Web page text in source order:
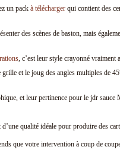
un pack à télécharger qui contient des
des scènes de baston, mais
, c’est leur style crayonné vraiment
et le joug des angles multiples de
et leur pertinence pour le jdr
qualité idéale pour produire des
que votre intervention à coup de